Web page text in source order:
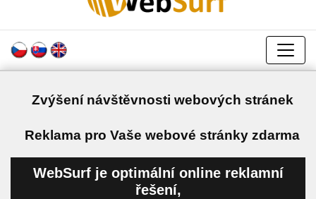
Zvýšení návštěvnosti webových stránek
Reklama pro Vaše webové stránky zdarma
WebSurf je optimální online reklamní
řešení,